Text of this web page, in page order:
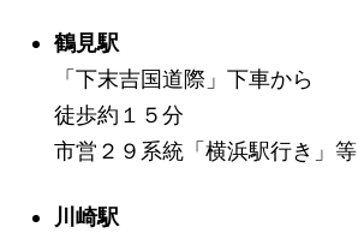
鶴見駅
「下末吉国道際」下車から
徒歩約１５分
市営２９系統「横浜駅行き」等
川崎駅